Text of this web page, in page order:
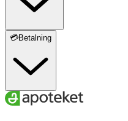
💳Betalning